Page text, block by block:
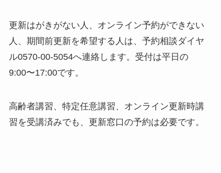
更新はがきがない人、オンライン予約ができない
人、期間前更新を希望する人は、予約相談ダイヤ
ル0570-00-5054へ連絡します。受付は平日の
9:00〜17:00です。
高齢者講習、特定任意講習、オンライン更新時講
習を受講済みでも、更新窓口の予約は必要です。